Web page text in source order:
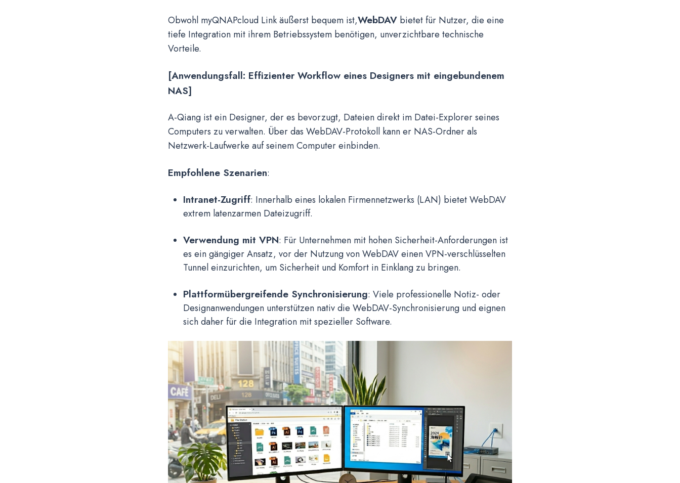
Obwohl myQNAPcloud Link äußerst bequem ist,WebDAV bietet für Nutzer, die eine
tiefe Integration mit ihrem Betriebssystem benötigen, unverzichtbare technische
Vorteile.
[Anwendungsfall: Effizienter Workflow eines Designers mit eingebundenem
NAS]
A-Qiang ist ein Designer, der es bevorzugt, Dateien direkt im Datei-Explorer seines
Computers zu verwalten. Über das WebDAV-Protokoll kann er NAS-Ordner als
Netzwerk-Laufwerke auf seinem Computer einbinden.
Empfohlene Szenarien:
Intranet-Zugriff: Innerhalb eines lokalen Firmennetzwerks (LAN) bietet WebDAV
extrem latenzarmen Dateizugriff.
Verwendung mit VPN: Für Unternehmen mit hohen Sicherheit-Anforderungen ist
es ein gängiger Ansatz, vor der Nutzung von WebDAV einen VPN-verschlüsselten
Tunnel einzurichten, um Sicherheit und Komfort in Einklang zu bringen.
Plattformübergreifende Synchronisierung: Viele professionelle Notiz- oder
Designanwendungen unterstützen nativ die WebDAV-Synchronisierung und eignen
sich daher für die Integration mit spezieller Software.